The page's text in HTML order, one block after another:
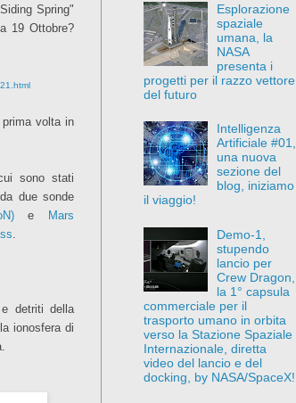
Spring"
19 Ottobre?
volta in
sono stati
due sonde
e Mars
detriti della
ionosfera di
Esplorazione
spaziale
umana, la
NASA
presenta i
progetti per il razzo vettore
del futuro
Intelligenza
Artificiale #01,
una nuova
sezione del
blog, iniziamo
il viaggio!
Demo-1,
stupendo
lancio per
Crew Dragon,
la 1° capsula
commerciale per il
trasporto umano in orbita
verso la Stazione Spaziale
Internazionale, diretta
video del lancio e del
docking, by NASA/SpaceX!